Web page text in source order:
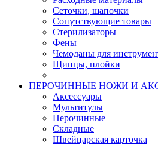
Сеточки, шапочки
Сопутствующие товары
Стерилизаторы
Фены
Чемоданы для
Щипцы, плойки
ПЕРОЧИННЫЕ НОЖИ И
Аксессуары
Мультитулы
Перочинные
Складные
Швейцарская карточка